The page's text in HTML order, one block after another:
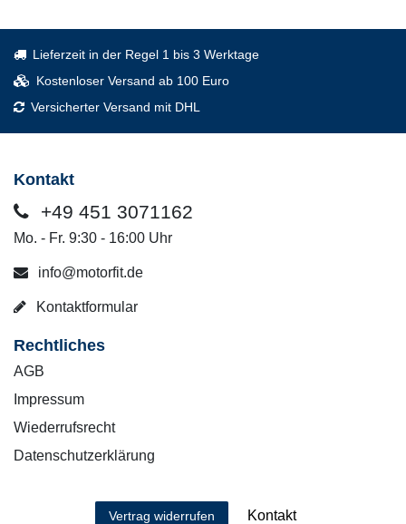
Lieferzeit in der Regel 1 bis 3 Werktage
Kostenloser Versand ab 100 Euro
Versicherter Versand mit DHL
Kontakt
+49 451 3071162
Mo. - Fr. 9:30 - 16:00 Uhr
info@motorfit.de
Kontaktformular
Rechtliches
AGB
Impressum
Wiederrufsrecht
Datenschutzerklärung
Vertrag widerrufen Kontakt